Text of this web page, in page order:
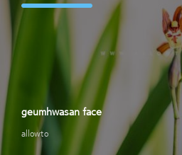
allowto
geumhwasan face